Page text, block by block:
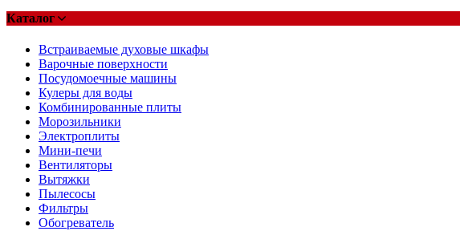
Каталог
Встраиваемые духовые шкафы
Варочные поверхности
Посудомоечные машины
Кулеры для воды
Комбинированные плиты
Морозильники
Электроплиты
Мини-печи
Вентиляторы
Вытяжки
Пылесосы
Фильтры
Обогреватель